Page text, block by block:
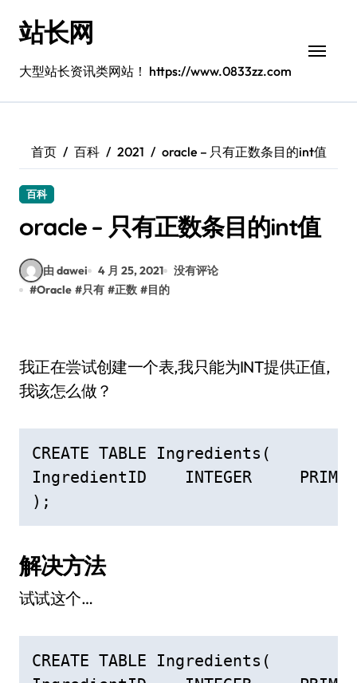
站长网
大型站长资讯类网站！ https://www.0833zz.com
首页 百科 2021 oracle – 只有正数条目的int值
百科
oracle – 只有正数条目的int值
由 dawei 4 月 25, 2021
没有评论
#Oracle #只有 #正数 #目的
我正在尝试创建一个表,我只能为INT提供正值,
我该怎么做？
CREATE TABLE Ingredients(
IngredientID    INTEGER
);
解决方法
试试这个…
CREATE TABLE Ingredients(